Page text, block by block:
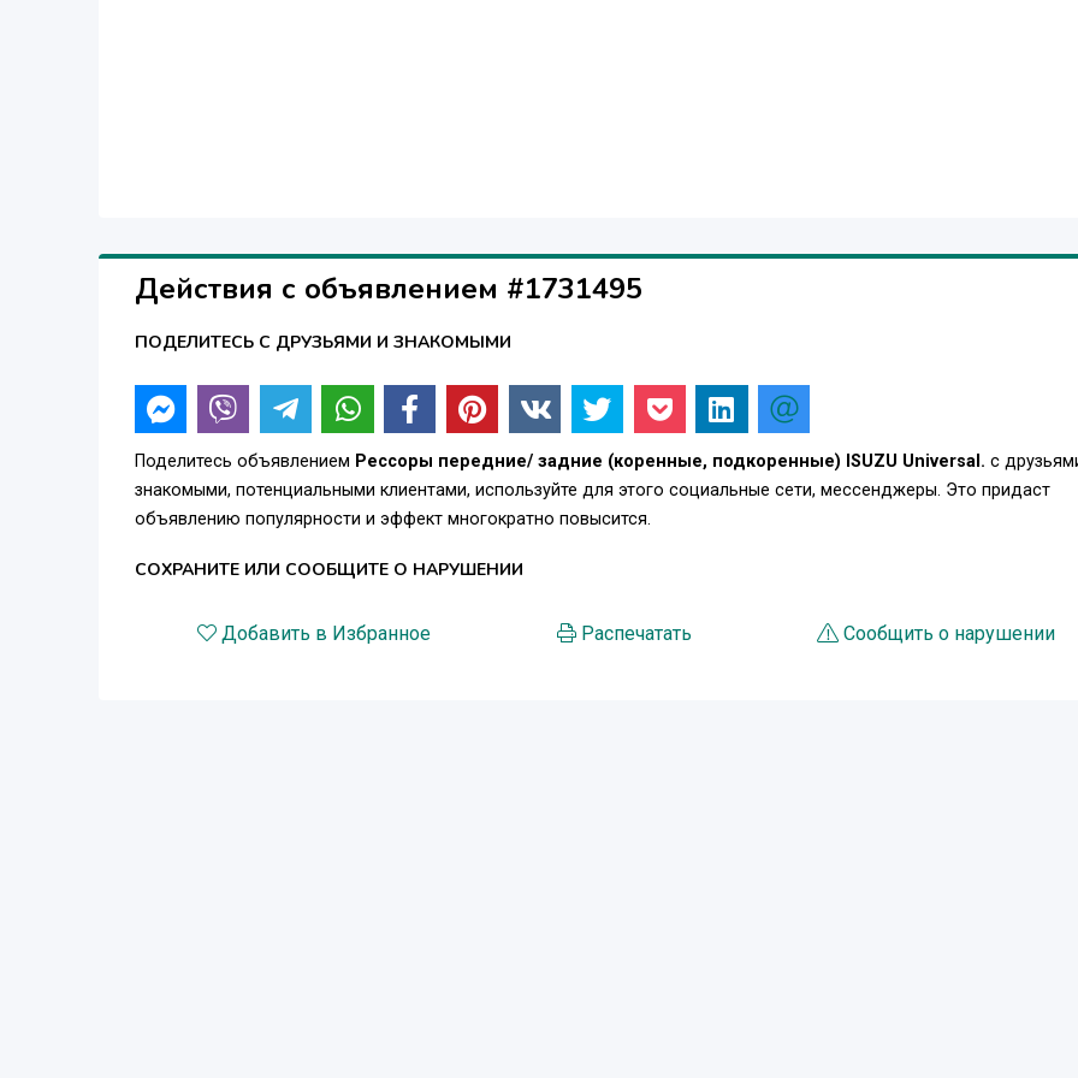
Действия с объявлением #1731495
ПОДЕЛИТЕСЬ С ДРУЗЬЯМИ И ЗНАКОМЫМИ
Поделитесь объявлением Рессоры передние/ задние (коренные, подкоренные) ISUZU Universal. с
знакомыми, потенциальными клиентами, используйте для этого социальные сети, мессенджеры. Это придаст
объявлению популярности и эффект многократно повысится.
СОХРАНИТЕ ИЛИ СООБЩИТЕ О НАРУШЕНИИ
Добавить в Избранное Распечатать Сообщить о нарушении